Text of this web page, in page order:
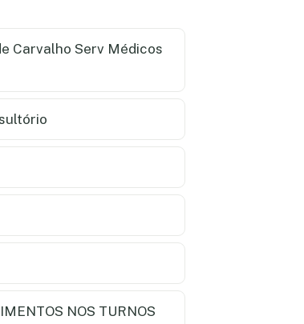
Carvalho Serv Médicos
NOS TURNOS